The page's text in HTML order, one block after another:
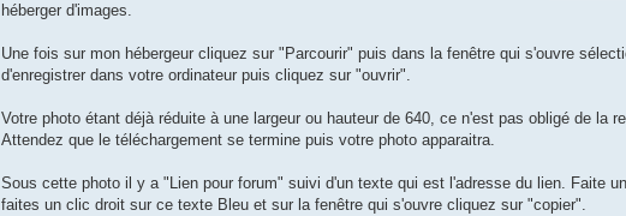
héberger d'images.
Une fois sur mon hébergeur cliquez sur "Parcourir" puis dans la fenêtre qui s'ouvre
d'enregistrer dans votre ordinateur puis cliquez sur "ouvrir".
Votre photo étant déjà réduite à une largeur ou hauteur de 640, ce n'est pas obligé de la
Attendez que le téléchargement se termine puis votre photo apparaitra.
Sous cette photo il y a "Lien pour forum" suivi d'un texte qui est l'adresse du lien. Faite
faites un clic droit sur ce texte Bleu et sur la fenêtre qui s'ouvre cliquez sur "copier".